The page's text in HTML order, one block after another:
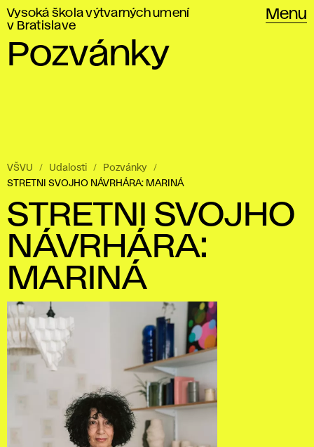
Vysoká škola výtvarných umení
v Bratislave
Menu
Pozvánky
VŠVU Udalosti
Pozvánky
STRETNI SVOJHO NÁVRHÁRA: MARINÁ
STRETNI SVOJHO
NÁVRHÁRA:
MARINÁ